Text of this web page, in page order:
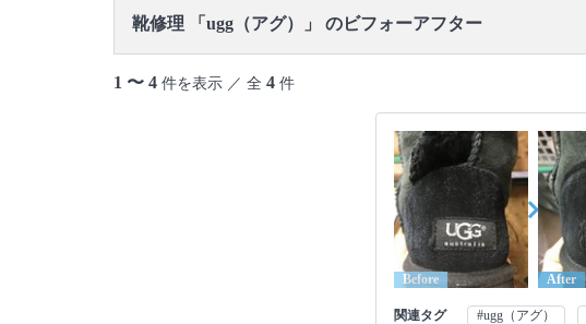
靴修理 「ugg（アグ）」 のビフォーアフター
1 〜 4 件を表示 ／ 全 4 件
Before After
関連タグ #ugg（アグ）